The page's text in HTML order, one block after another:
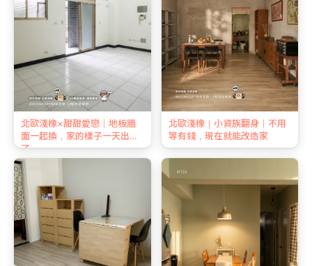
北歐淺橡×甜甜愛戀｜地板牆
面一起換，家的樣子一天出來
了
北歐淺橡｜小資族翻身｜不用
等有錢，現在就能改造家